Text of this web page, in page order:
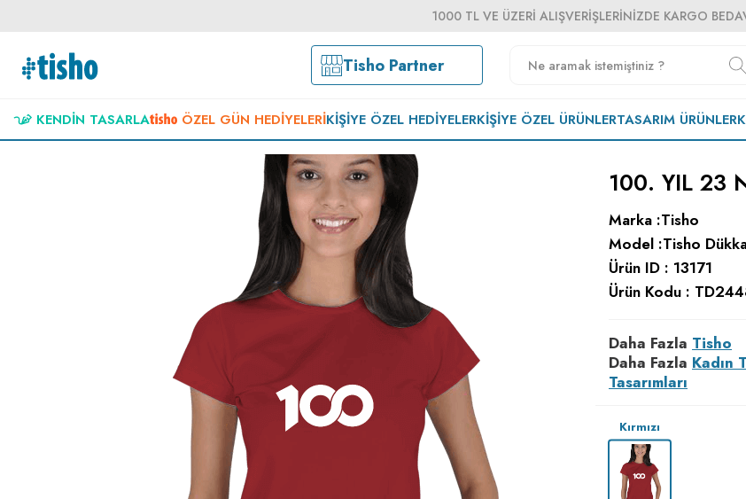
1000 TL VE ÜZERI ALIŞVERIŞLERINIZDE KARGO
Tisho Partner
KENDIN TASARLA ÖZEL GÜN HEDIYELERIKIŞIYE ÖZEL HEDIYELERKIŞIYE ÖZEL ÜRÜNLERTASARIM ÜRÜNLER
100. YIL 23
Marka :Tisho
Model :Tisho
Ürün ID : 13171
Ürün Kodu :
Daha Fazla Tisho
Daha Fazla Kadın
Tasarımları
Kırmızı